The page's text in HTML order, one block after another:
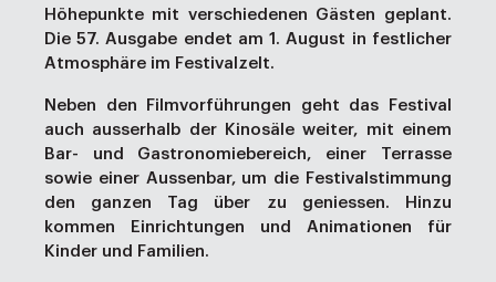
Höhepunkte mit verschiedenen Gästen geplant.
Die 57. Ausgabe endet am 1. August in festlicher
Atmosphäre im Festivalzelt.
Neben den Filmvorführungen geht das Festival
auch ausserhalb der Kinosäle weiter, mit einem
Bar- und Gastronomiebereich, einer Terrasse
sowie einer Aussenbar, um die Festivalstimmung
den ganzen Tag über zu geniessen. Hinzu
kommen Einrichtungen und Animationen für
Kinder und Familien.